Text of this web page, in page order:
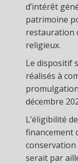
d’intérêt
patrimoine
restauration
religieux.
Le dispositif
réalisés à
décembre
L’éligibilité
financement
serait par